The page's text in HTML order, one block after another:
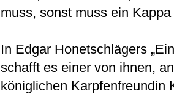
muss, sonst muss ein
In Edgar Honetschlägers
schafft es einer von ihnen,
königlichen Karpfenfreundin